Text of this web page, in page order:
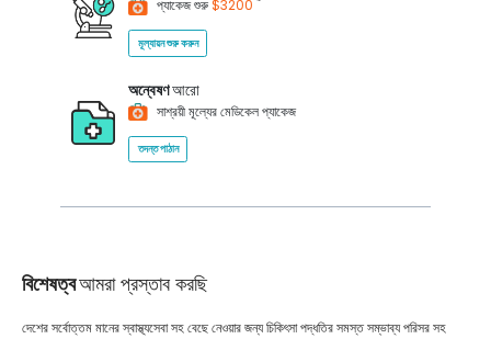
প্যাকেজ শুরু$3200
মূল্যায়ন শুরু করুন
অন্বেষণআরো
সাশ্রয়ী মূল্যের মেডিকেল প্যাকেজ
তদন্ত পাঠান
বিশেষত্বআমরা প্রস্তাব করছি
দেশের সর্বোত্তম মানের স্বাস্থ্যসেবা সহ বেছে নেওয়ার জন্য চিকিৎসা পদ্ধতির সমস্ত সম্ভাব্য পরিসর সহ